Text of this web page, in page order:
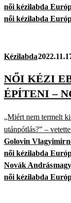
női kézilabda
női kézilabda
Kézilabda
NŐI KÉZI
ÉPÍTENI –
„Miért nem termelt
utánpótlás?” –
Golovin Vlagyimir
női kézilabda
Novák András
női kézilabda